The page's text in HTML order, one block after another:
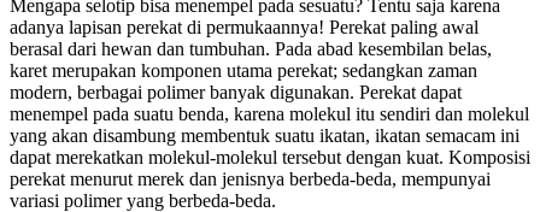
Mengapa selotip bisa menempel pada sesuatu? Tentu saja karena
adanya lapisan perekat di permukaannya! Perekat paling awal
berasal dari hewan dan tumbuhan. Pada abad kesembilan belas,
karet merupakan komponen utama perekat; sedangkan zaman
modern, berbagai polimer banyak digunakan. Perekat dapat
menempel pada suatu benda, karena molekul itu sendiri dan molekul
yang akan disambung membentuk suatu ikatan, ikatan semacam ini
dapat merekatkan molekul-molekul tersebut dengan kuat. Komposisi
perekat menurut merek dan jenisnya berbeda-beda, mempunyai
variasi polimer yang berbeda-beda.